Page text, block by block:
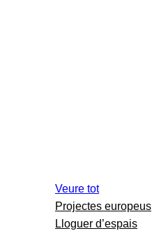
Veure tot
Projectes europeus
Lloguer d’espais